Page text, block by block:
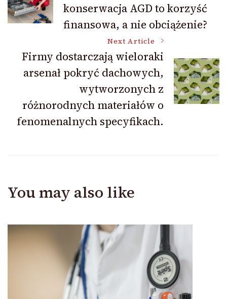
Navigationkonserwacja AGD to korzyść
finansowa, a nie obciążenie?
Next Article
Firmy dostarczają wieloraki
arsenał pokryć dachowych,
wytworzonych z
różnorodnych materiałów o
fenomenalnych specyfikach.
You may also like